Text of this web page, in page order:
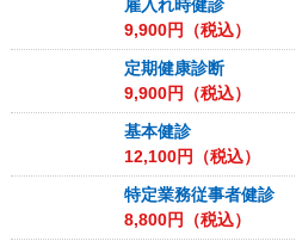
雇入れ時健診
9,900円（税込）
定期健康診断
9,900円（税込）
基本健診
12,100円（税込）
特定業務従事者健診
8,800円（税込）